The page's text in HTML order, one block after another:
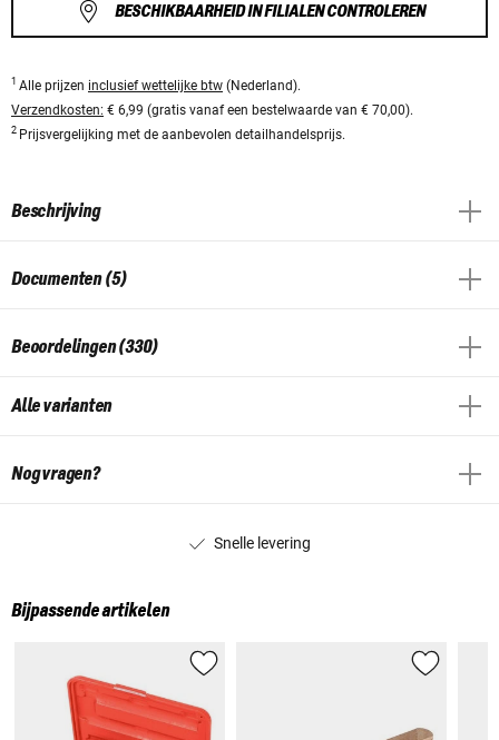
BESCHIKBAARHEID IN FILIALEN CONTROLEREN
1 Alle prijzen inclusief wettelijke btw (Nederland).
Verzendkosten: € 6,99 (gratis vanaf een bestelwaarde van € 70,00).
2 Prijsvergelijking met de aanbevolen detailhandelsprijs.
Beschrijving
Documenten (5)
Beoordelingen (330)
Alle varianten
Nog vragen?
Snelle levering
Bijpassende artikelen